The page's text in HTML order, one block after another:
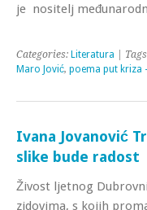
je nositelj
Categories: Literatura |
Maro Jović, poema put kriza
Ivana Jovanović
slike bude radost
Živost ljetnog
zidovima, s kojih